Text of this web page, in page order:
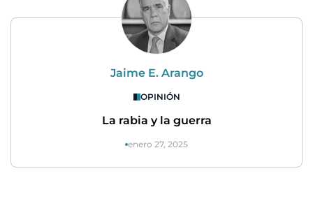
Jaime E. Arango
OPINIÓN
La rabia y la guerra
enero 27, 2025